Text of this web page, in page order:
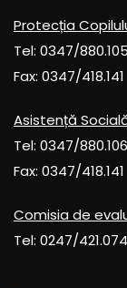
Protecția
Tel: 0347/880.105
Fax: 0347/418.141
Asistență
Tel: 0347/880.106
Fax: 0347/418.141
Comisia de
Tel: 0247/421.074